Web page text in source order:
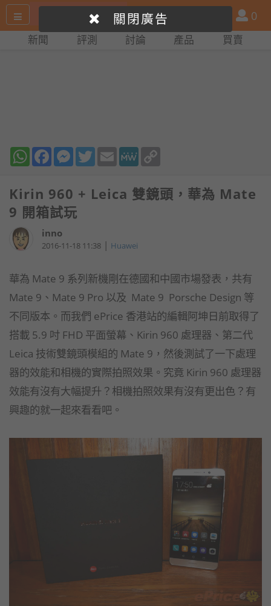
尋
產
品
比
會
員
0
新聞 評測 討論 產品 買賣
WhatsAppFacebookMessenger
TwitterEmail MeWe
Kirin 960 + Leica 雙鏡頭，華為 Mate
9 開箱試玩
inno
2016-11-18 11:38 | Huawei
華為 Mate 9 系列新機剛在德國和中國市場發表，共有
Mate 9、Mate 9 Pro 以及 Mate 9 Porsche Design 等
不同版本。而我們 ePrice 香港站的編輯阿坤日前取得了
搭載 5.9 吋 FHD 平面螢幕、Kirin 960 處理器、第二代
Leica 技術雙鏡頭模組的 Mate 9，然後測試了一下處理
器的效能和相機的實際拍照效果。究竟 Kirin 960 處理器
效能有沒有大幅提升？相機拍照效果有沒有更出色？有
興趣的就一起來看看吧。
關閉廣告